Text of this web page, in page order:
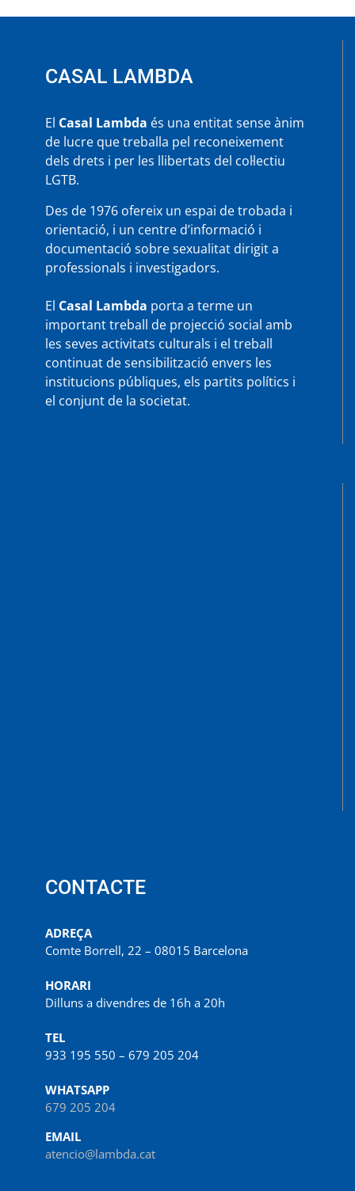
CASAL LAMBDA
El Casal Lambda és una entitat sense ànim
de lucre que treballa pel reconeixement
dels drets i per les llibertats del col·lectiu
LGTB.
Des de 1976 ofereix un espai de trobada i
orientació, i un centre d’informació i
documentació sobre sexualitat dirigit a
professionals i investigadors.
El Casal Lambda porta a terme un
important treball de projecció social amb
les seves activitats culturals i el treball
continuat de sensibilització envers les
institucions públiques, els partits polítics i
el conjunt de la societat.
CONTACTE
ADREÇA
Comte Borrell, 22 – 08015 Barcelona
HORARI
Dilluns a divendres de 16h a 20h
TEL
933 195 550 – 679 205 204
WHATSAPP
679 205 204
EMAIL
atencio@lambda.cat